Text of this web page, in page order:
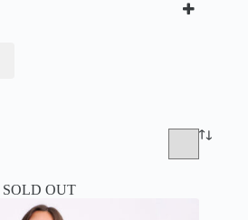
SOLD OUT